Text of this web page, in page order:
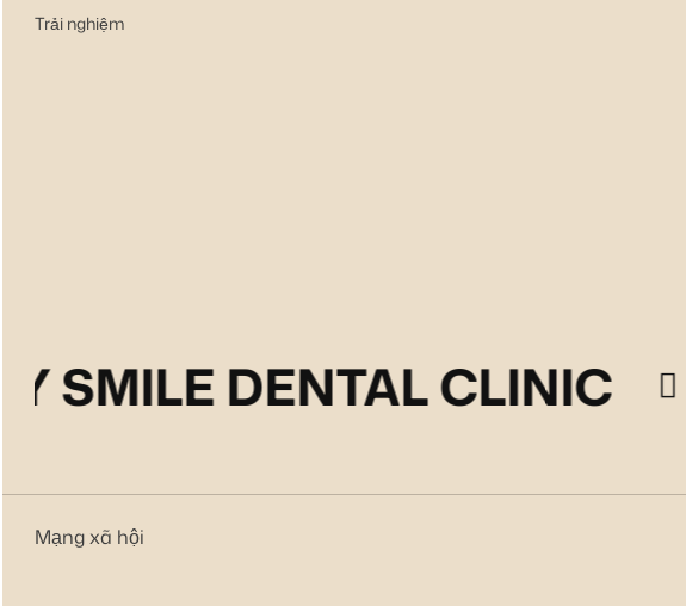
Trải nghiệm
SMILE DENTAL CLINIC
Mạng xã hội